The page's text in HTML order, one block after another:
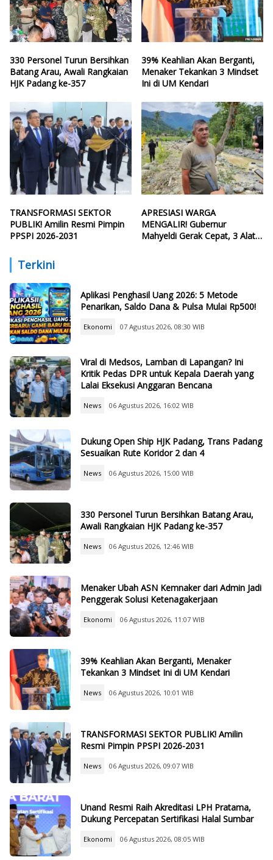
330 Personel Turun Bersihkan
Batang Arau, Awali Rangkaian
HJK Padang ke-357
39% Keahlian Akan Berganti,
Menaker Tekankan 3 Mindset
Ini di UM Kendari
TRANSFORMASI SEKTOR
PUBLIK! Amilin Resmi Pimpin
PPSPI 2026-2031
APRESIASI WARGA
MENGALIR! Gubernur
Mahyeldi Gerak Cepat, 3 Alat
Terkini
Aplikasi Penghasil Uang 2026: 5 Metode
Penarikan, Saldo Dana & Pulsa Mulai Rp500!
Ekonomi 07 Agustus 2026, 08:30 WIB
Viral di Medsos, Lamban di Lapangan? Ini
Kritik Pedas DPR untuk Kepala Daerah yang
Lalai Eksekusi Anggaran Bencana
News 06 Agustus 2026, 16:02 WIB
Dukung Open Ship HJK Padang, Trans Padang
Sesuaikan Rute Koridor 2 dan 4
News 06 Agustus 2026, 15:00 WIB
330 Personel Turun Bersihkan Batang Arau,
Awali Rangkaian HJK Padang ke-357
News 06 Agustus 2026, 12:46 WIB
Menaker Ubah ASN Kemnaker dari Admin Jadi
Penggerak Solusi Ketenagakerjaan
Ekonomi 06 Agustus 2026, 11:07 WIB
39% Keahlian Akan Berganti, Menaker
Tekankan 3 Mindset Ini di UM Kendari
News 06 Agustus 2026, 10:01 WIB
TRANSFORMASI SEKTOR PUBLIK! Amilin
Resmi Pimpin PPSPI 2026-2031
News 06 Agustus 2026, 09:07 WIB
Unand Resmi Raih Akreditasi LPH Pratama,
Dukung Percepatan Sertifikasi Halal Sumbar
Ekonomi 06 Agustus 2026, 08:05 WIB